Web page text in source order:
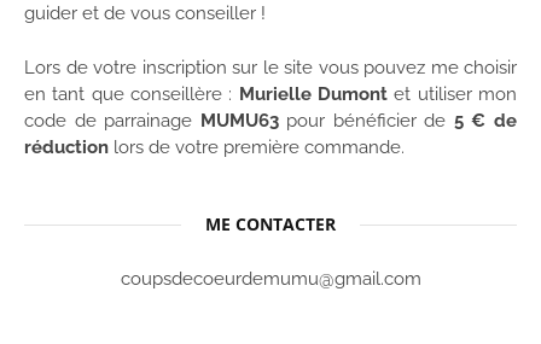
guider et de vous conseiller !
Lors de votre inscription sur le site vous pouvez me choisir
en tant que conseillère : Murielle Dumont et utiliser mon
code de parrainage MUMU63pour bénéficier de 5 € de
réduction lors de votre première commande.
ME CONTACTER
coupsdecoeurdemumu@gmail.com